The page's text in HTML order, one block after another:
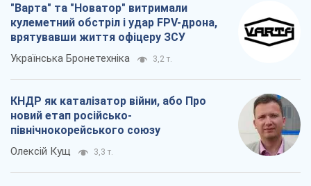
"Варта" та "Новатор" витримали
кулеметний обстріл і удар FPV-дрона,
врятувавши життя офіцеру ЗСУ
Українська Бронетехніка 3,2 т.
КНДР як каталізатор війни, або Про
новий етап російсько-
північнокорейського союзу
Олексій Кущ 3,3 т.